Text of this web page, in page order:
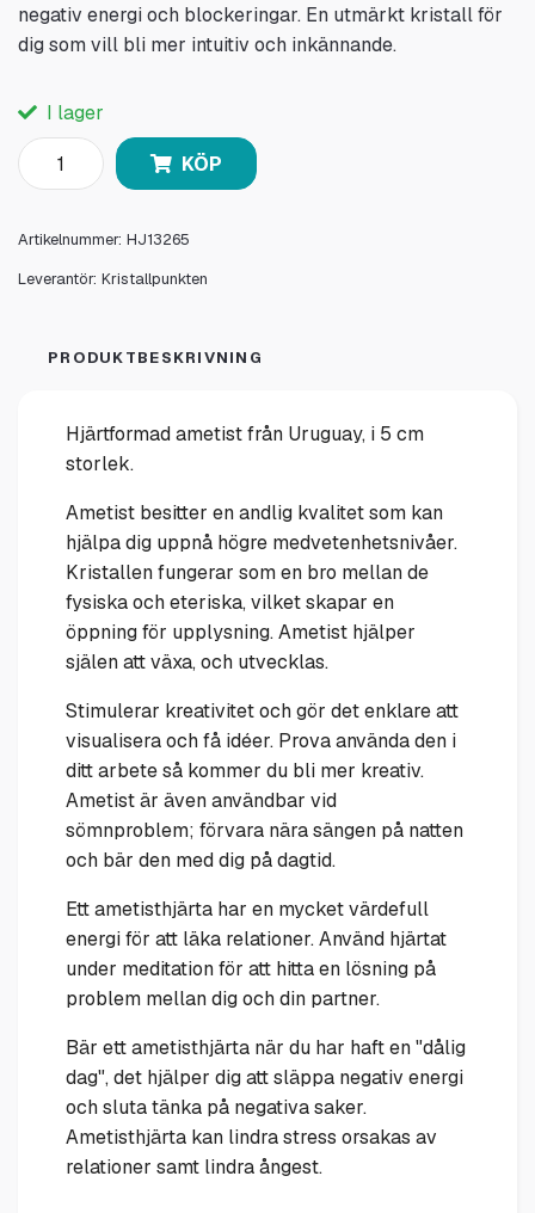
negativ energi och blockeringar. En utmärkt kristall för
dig som vill bli mer intuitiv och inkännande.
I lager
KÖP
Artikelnummer: HJ13265
Leverantör: Kristallpunkten
PRODUKTBESKRIVNING
Hjärtformad ametist från Uruguay, i 5 cm
storlek.
Ametist besitter en andlig kvalitet som kan
hjälpa dig uppnå högre medvetenhetsnivåer.
Kristallen fungerar som en bro mellan de
fysiska och eteriska, vilket skapar en
öppning för upplysning. Ametist hjälper
själen att växa, och utvecklas.
Stimulerar kreativitet och gör det enklare att
visualisera och få idéer. Prova använda den i
ditt arbete så kommer du bli mer kreativ.
Ametist är även användbar vid
sömnproblem; förvara nära sängen på natten
och bär den med dig på dagtid.
Ett ametisthjärta har en mycket värdefull
energi för att läka relationer. Använd hjärtat
under meditation för att hitta en lösning på
problem mellan dig och din partner.
Bär ett ametisthjärta när du har haft en "dålig
dag", det hjälper dig att släppa negativ energi
och sluta tänka på negativa saker.
Ametisthjärta kan lindra stress orsakas av
relationer samt lindra ångest.